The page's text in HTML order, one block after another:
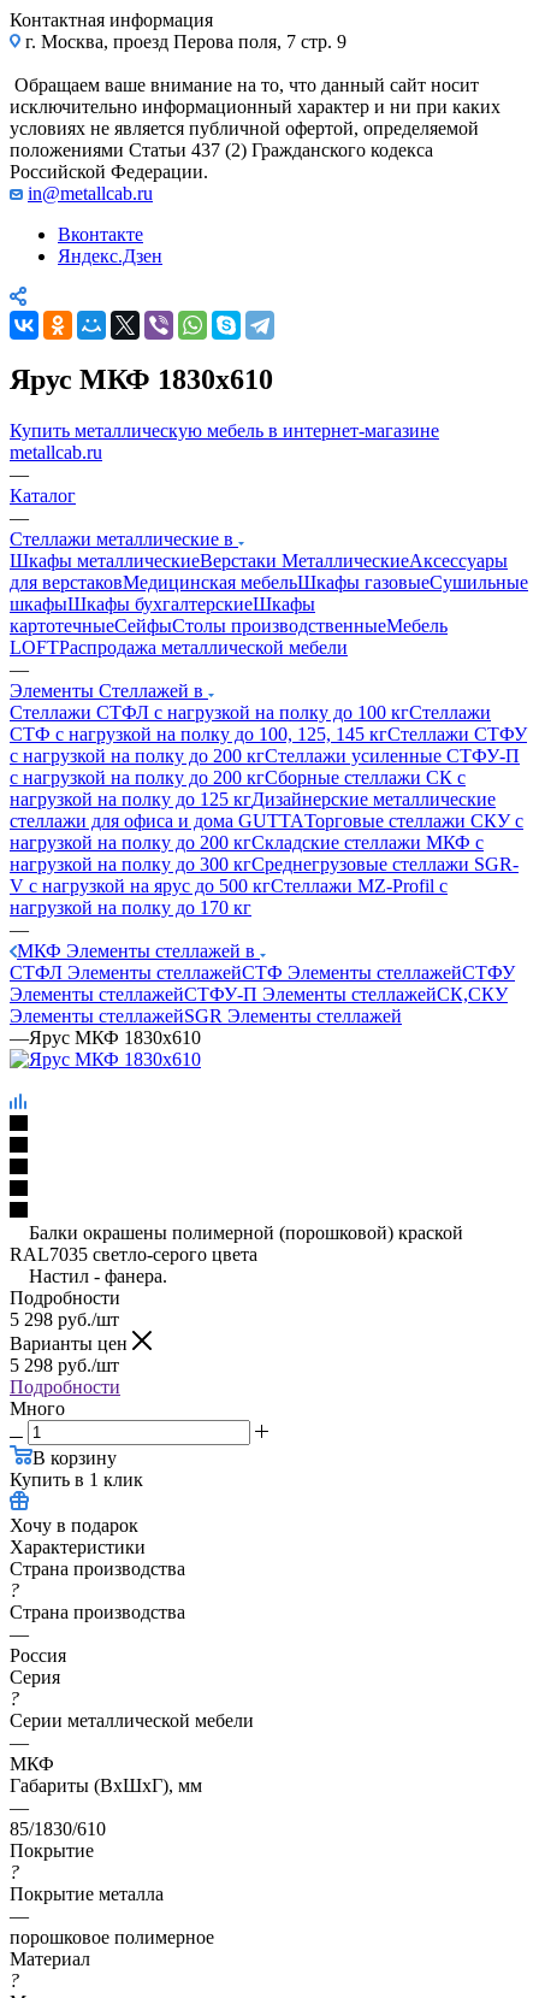
Контактная информация
г. Москва, проезд Перова поля, 7 стр. 9
Обращаем ваше внимание на то, что данный сайт носит
исключительно информационный характер и ни при каких
условиях не является публичной офертой, определяемой
положениями Статьи 437 (2) Гражданского кодекса
Российской Федерации.
in@metallcab.ru
Вконтакте
Яндекс.Дзен
Ярус МКФ 1830x610
Купить металлическую мебель в интернет-магазине
metallcab.ru
—
Каталог
—
Стеллажи металлические в
Шкафы металлическиеВерстаки МеталлическиеАксессуары
для верстаковМедицинская мебельШкафы газовыеСушильные
шкафыШкафы бухгалтерскиеШкафы
картотечныеСейфыСтолы производственныеМебель
LOFTРаспродажа металлической мебели
—
Элементы Стеллажей в
Стеллажи СТФЛ с нагрузкой на полку до 100 кгСтеллажи
СТФ с нагрузкой на полку до 100, 125, 145 кгСтеллажи СТФУ
с нагрузкой на полку до 200 кгСтеллажи усиленные СТФУ-П
с нагрузкой на полку до 200 кгСборные стеллажи СК с
нагрузкой на полку до 125 кгДизайнерские металлические
стеллажи для офиса и дома GUTTAТорговые стеллажи СКУ с
нагрузкой на полку до 200 кгСкладские стеллажи МКФ с
нагрузкой на полку до 300 кгСреднегрузовые стеллажи SGR-
V с нагрузкой на ярус до 500 кгСтеллажи MZ-Profil с
нагрузкой на полку до 170 кг
—
МКФ Элементы стеллажей в
СТФЛ Элементы стеллажейСТФ Элементы стеллажейСТФУ
Элементы стеллажейСТФУ-П Элементы стеллажейСК,СКУ
Элементы стеллажейSGR Элементы стеллажей
—Ярус МКФ 1830x610
Балки окрашены полимерной (порошковой) краской
RAL7035 светло-серого цвета
Настил - фанера.
Подробности
5 298 руб./шт
Варианты цен
5 298 руб./шт
Подробности
Много
В корзину
Купить в 1 клик
Хочу в подарок
Характеристики
Страна производства
?
Страна производства
—
Россия
Серия
?
Серии металлической мебели
—
МКФ
Габариты (ВхШхГ), мм
—
85/1830/610
Покрытие
?
Покрытие металла
—
порошковое полимерное
Материал
?